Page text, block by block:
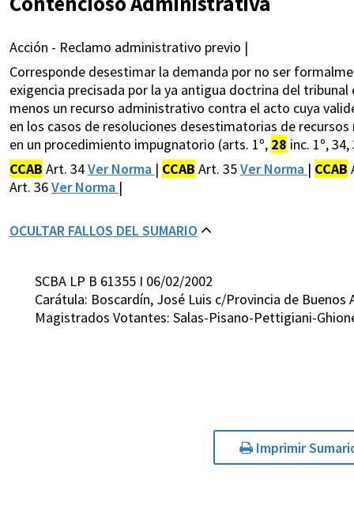
Acción - Reclamo administrativo previo |
Corresponde desestimar la demanda por no ser
exigencia precisada por la ya antigua doctrina del
menos un recurso administrativo contra el acto cuya
en los casos de resoluciones desestimatorias de
en un procedimiento impugnatorio (arts. 1º, 28 inc. 1º,
CCAB Art. 34Ver Norma | CCAB Art. 35Ver Norma | CCAB
Art. 36Ver Norma |
OCULTAR FALLOS DEL SUMARIO
SCBA LP B 61355 I 06/02/2002
Carátula: Boscardín, José Luis c/Provincia de
Magistrados Votantes: Salas-Pisano-Pettigiani-
Imprimir